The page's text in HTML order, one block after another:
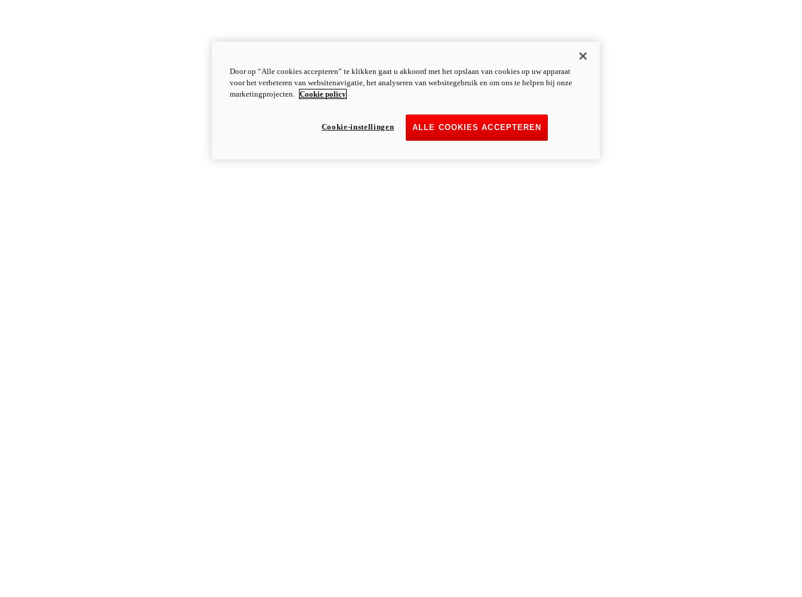
Door op “Alle cookies accepteren” te klikken gaat u akkoord met het opslaan van cookies op uw apparaat
voor het verbeteren van websitenavigatie, het analyseren van websitegebruik en om ons te helpen bij onze
marketingprojecten. Cookie policy
ALLE COOKIES ACCEPTEREN
Cookie-instellingen